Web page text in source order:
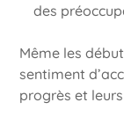
des
Même les
sentiment
progrès et